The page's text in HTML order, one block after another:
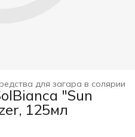
для загара в солярии
"Sun
125мл